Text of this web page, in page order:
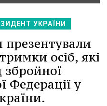
УКРАЇНИ
осіб, які
збройної
Федерації у